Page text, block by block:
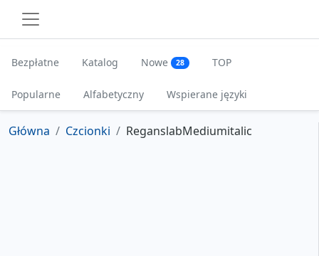
Bezpłatne Katalog Nowe 28 TOP
Popularne Alfabetyczny Wspierane języki
Główna Czcionki ReganslabMediumitalic